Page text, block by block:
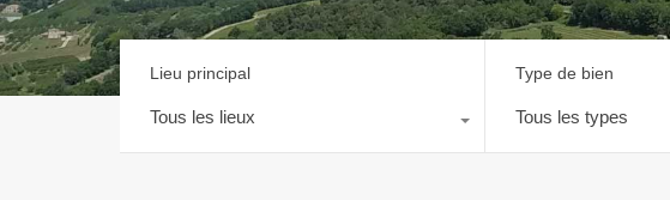
Lieu principal
Tous les lieux
Type de bien
Tous les types